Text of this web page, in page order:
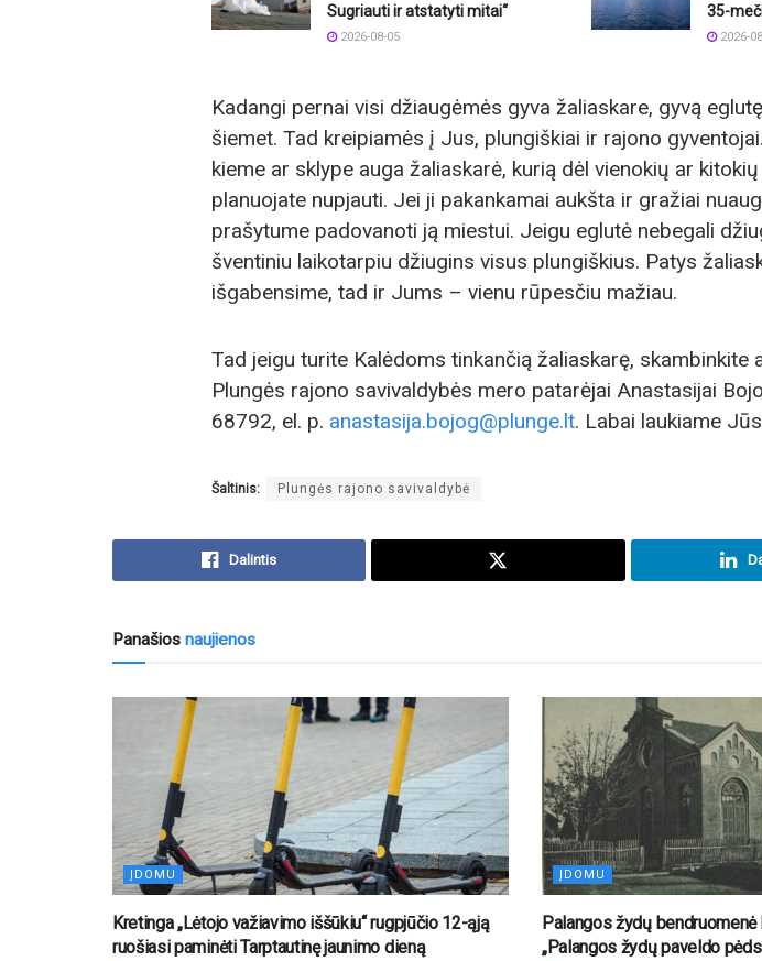
Sugriauti ir atstatyti mitai“
2026-08-05
35-
2026-
Kadangi pernai visi džiaugėmės gyva žaliaskare, gyvą
šiemet. Tad kreipiamės į Jus, plungiškiai ir rajono
kieme ar sklype auga žaliaskarė, kurią dėl vienokių ar
planuojate nupjauti. Jei ji pakankamai aukšta ir gražiai
prašytume padovanoti ją miestui. Jeigu eglutė nebegali
šventiniu laikotarpiu džiugins visus plungiškius. Patys
išgabensime, tad ir Jums – vienu rūpesčiu mažiau.
Tad jeigu turite Kalėdoms tinkančią žaliaskarę, skambinkite
Plungės rajono savivaldybės mero patarėjai Anastasijai
68792, el. p. anastasija.bojog@plunge.lt. Labai laukiame
Šaltinis: Plungės rajono savivaldybė
Dalintis
Panašios naujienos
ĮDOMU
Kretinga „Lėtojo važiavimo iššūkiu“ rugpjūčio 12-ąją
ruošiasi paminėti Tarptautinę jaunimo dieną
ĮDOMU
Palangos žydų
„Palangos žydų paveldo